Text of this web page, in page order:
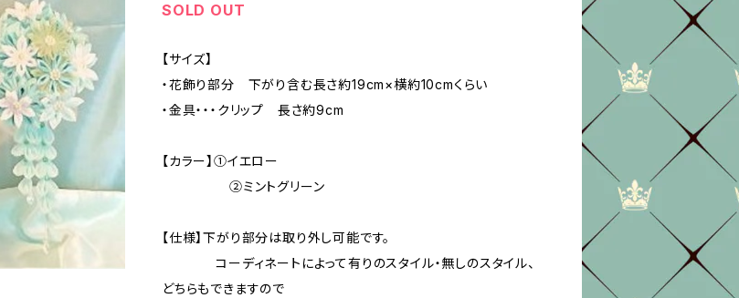
SOLD OUT
【サイズ】
・花飾り部分 下がり含む長さ約19cm×横約10cmくらい
・金具・・・クリップ 長さ約9cm
【カラー】①イエロー
②ミントグリーン
【仕様】下がり部分は取り外し可能です。
コーディネートによって有りのスタイル・無しのスタイル、
どちらもできますので